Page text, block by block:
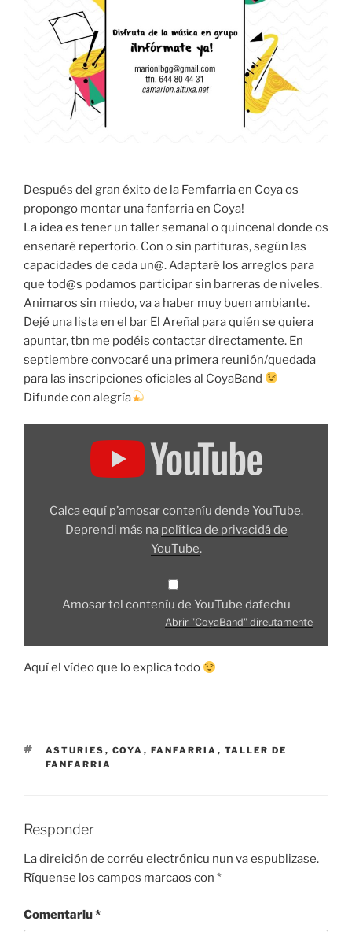
Después del gran éxito de la Femfarria en Coya os
propongo montar una fanfarria en Coya!
La idea es tener un taller semanal o quincenal donde os
enseñaré repertorio. Con o sin partituras, según las
capacidades de cada un@. Adaptaré los arreglos para
que tod@s podamos participar sin barreras de niveles.
Animaros sin miedo, va a haber muy buen ambiante.
Dejé una lista en el bar El Areñal para quién se quiera
apuntar, tbn me podéis contactar directamente. En
septiembre convocaré una primera reunión/quedada
para las inscripciones oficiales al CoyaBand
Difunde con alegría
Amosar
Calca equí p’amosar conteníu dende YouTube.
Deprendi más na política de privacidá de
YouTube.
Amosar tol conteníu de YouTube dafechu
Abrir "CoyaBand" direutamente
Aquí el vídeo que lo explica todo
ETIQUETES
ASTURIES , COYA , FANFARRIA , TALLER DE
FANFARRIA
Responder
La direición de corréu electrónicu nun va espublizase.
Ríquense los campos marcaos con *
Comentariu*